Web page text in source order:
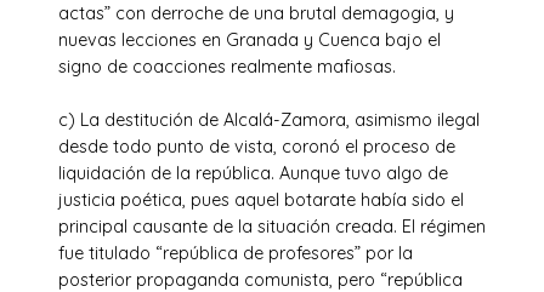
actas” con derroche de una brutal demagogia, y
nuevas lecciones en Granada y Cuenca bajo el
signo de coacciones realmente mafiosas.
c) La destitución de Alcalá-Zamora, asimismo ilegal
desde todo punto de vista, coronó el proceso de
liquidación de la república. Aunque tuvo algo de
justicia poética, pues aquel botarate había sido el
principal causante de la situación creada. El régimen
fue titulado “república de profesores” por la
posterior propaganda comunista, pero “república